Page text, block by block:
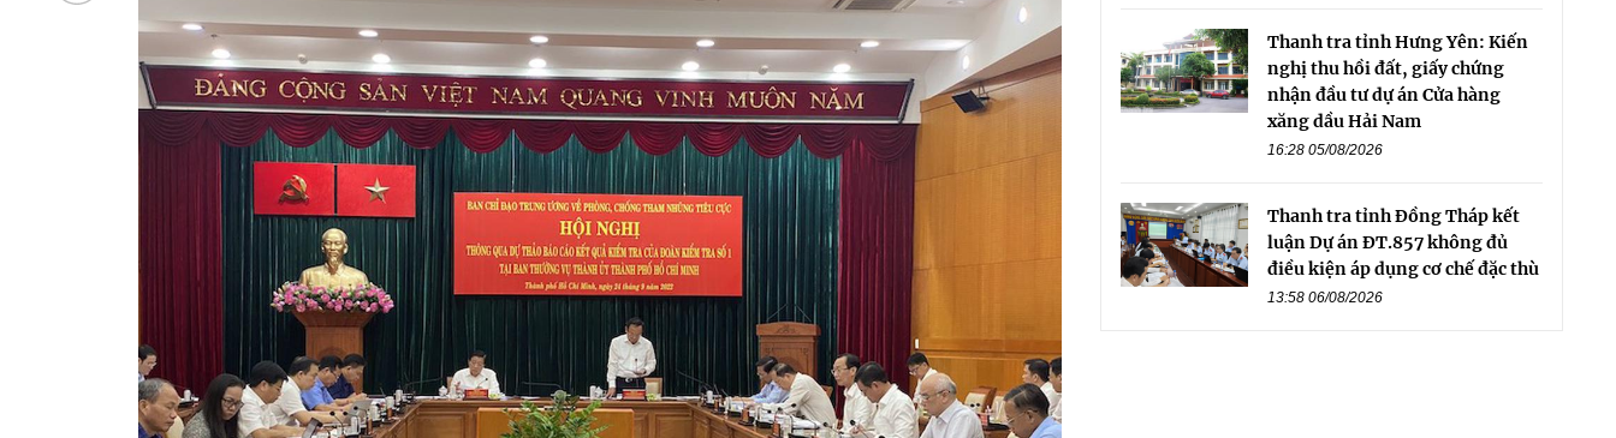
Thanh tra tỉnh Hưng Yên: Kiến
nghị thu hồi đất, giấy chứng
nhận đầu tư dự án Cửa hàng
xăng dầu Hải Nam
16:28 05/08/2026
Thanh tra tỉnh Đồng Tháp kết
luận Dự án ĐT.857 không đủ
điều kiện áp dụng cơ chế đặc thù
13:58 06/08/2026